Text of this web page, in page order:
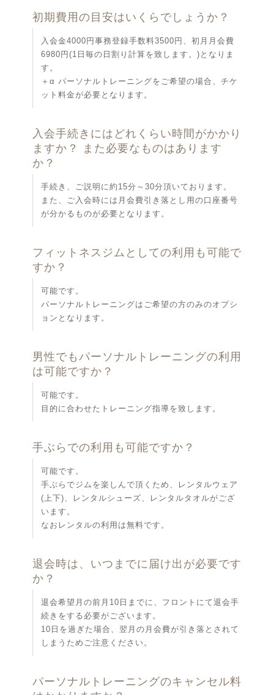
初期費用の目安はいくらでしょうか？
入会金4000円事務登録手数料3500円、初月月会費
6980円(1日毎の日割り計算を致します。)となりま
す。
＋α パーソナルトレーニングをご希望の場合、チケ
ット料金が必要となります。
入会手続きにはどれくらい時間がかかり
ますか？ また必要なものはあります
か？
手続き、ご説明に約15分～30分頂いております。
また、ご入会時には月会費引き落とし用の口座番号
が分かるものが必要となります。
フィットネスジムとしての利用も可能で
すか？
可能です。
パーソナルトレーニングはご希望の方のみのオプシ
ョンとなります。
男性でもパーソナルトレーニングの利用
は可能ですか？
可能です。
目的に合わせたトレーニング指導を致します。
手ぶらでの利用も可能ですか？
可能です。
手ぶらでジムを楽しんで頂くため、レンタルウェア
(上下)、レンタルシューズ、レンタルタオルがござ
います。
なおレンタルの利用は無料です。
退会時は、いつまでに届け出が必要です
か？
退会希望月の前月10日までに、フロントにて退会手
続きをする必要がございます。
10日を過ぎた場合、翌月の月会費が引き落とされて
しまうためご注意ください。
パーソナルトレーニングのキャンセル料